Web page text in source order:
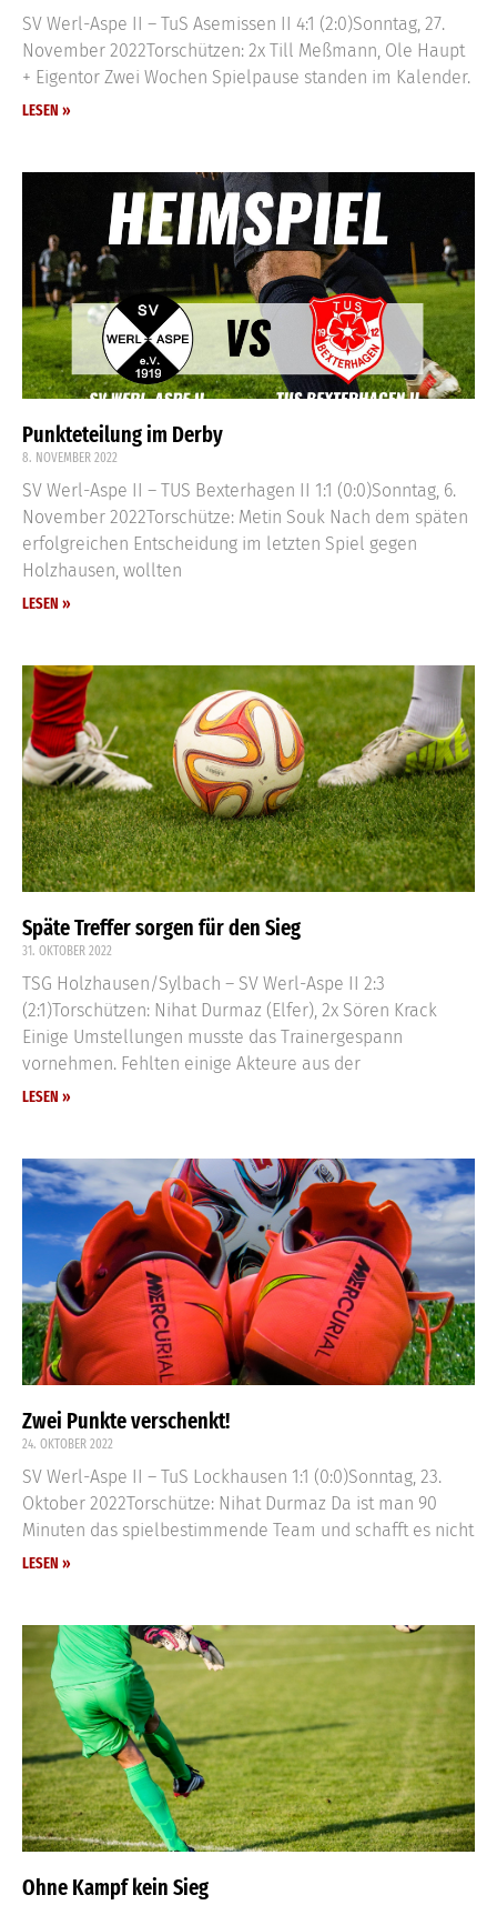
SV Werl-Aspe II – TuS Asemissen II 4:1 (2:0)Sonntag, 27.
November 2022Torschützen: 2x Till Meßmann, Ole Haupt
+ Eigentor Zwei Wochen Spielpause standen im Kalender.
LESEN »
Punkteteilung im Derby
8. NOVEMBER 2022
SV Werl-Aspe II – TUS Bexterhagen II 1:1 (0:0)Sonntag, 6.
November 2022Torschütze: Metin Souk Nach dem späten
erfolgreichen Entscheidung im letzten Spiel gegen
Holzhausen, wollten
LESEN »
Späte Treffer sorgen für den Sieg
31. OKTOBER 2022
TSG Holzhausen/Sylbach – SV Werl-Aspe II 2:3
(2:1)Torschützen: Nihat Durmaz (Elfer), 2x Sören Krack
Einige Umstellungen musste das Trainergespann
vornehmen. Fehlten einige Akteure aus der
LESEN »
Zwei Punkte verschenkt!
24. OKTOBER 2022
SV Werl-Aspe II – TuS Lockhausen 1:1 (0:0)Sonntag, 23.
Oktober 2022Torschütze: Nihat Durmaz Da ist man 90
Minuten das spielbestimmende Team und schafft es nicht
LESEN »
Ohne Kampf kein Sieg